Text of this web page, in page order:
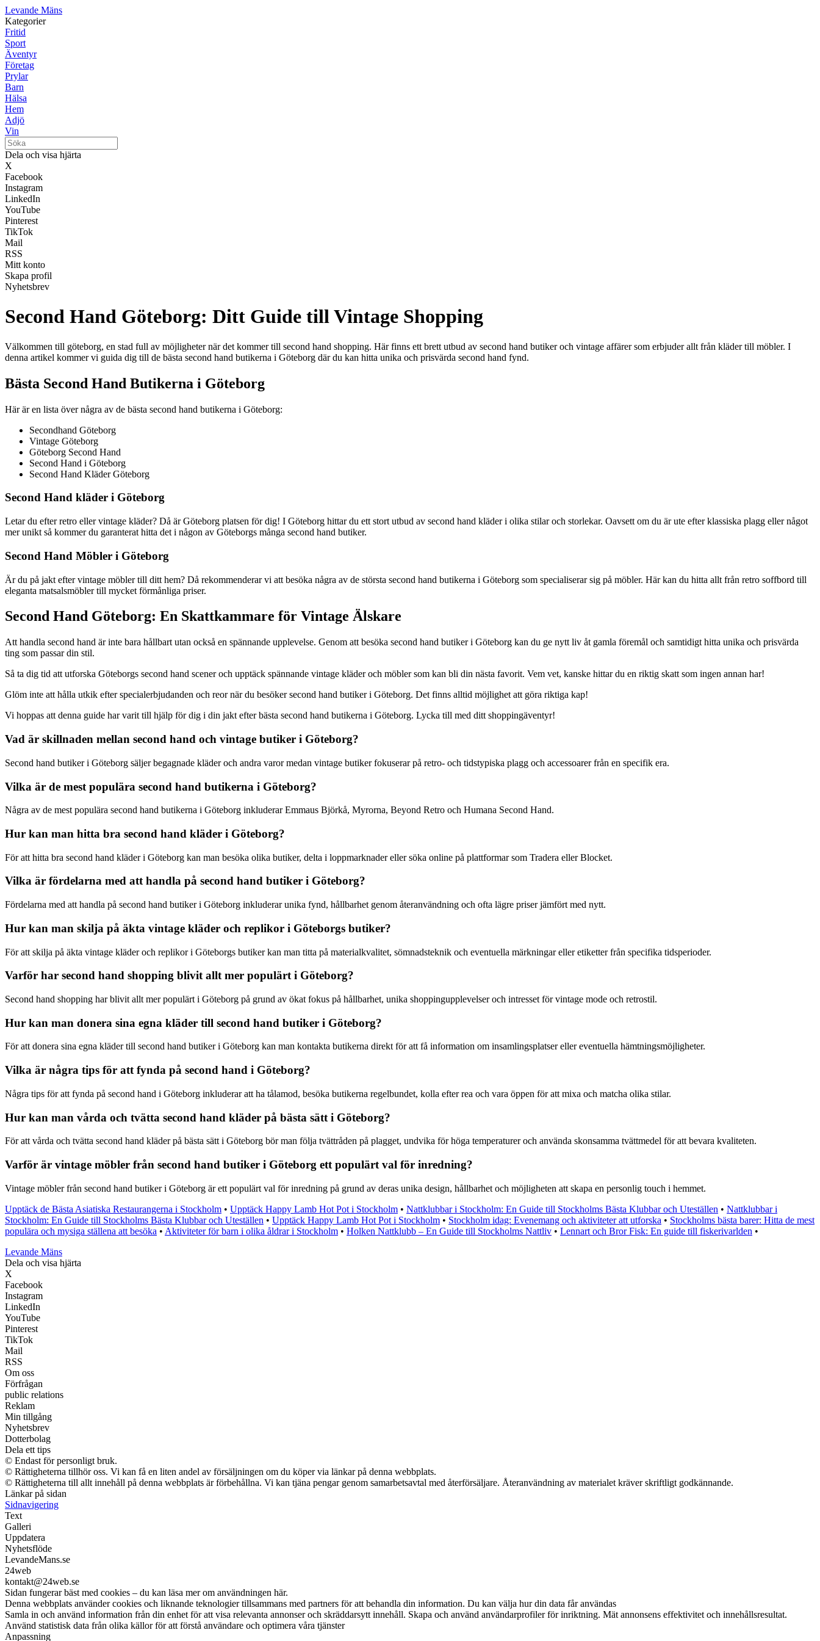
Levande Mäns
Kategorier
Fritid
Sport
Äventyr
Företag
Prylar
Barn
Hälsa
Hem
Adjö
Vin
Dela och visa hjärta
X
Facebook
Instagram
LinkedIn
YouTube
Pinterest
TikTok
Mail
RSS
Mitt konto
Skapa profil
Nyhetsbrev
Second Hand Göteborg: Ditt Guide till Vintage Shopping
Välkommen till göteborg, en stad full av möjligheter när det kommer till second hand shopping. Här finns ett brett utbud av second hand butiker och vintage affärer som erbjuder allt från kläder till möbler. I
denna artikel kommer vi guida dig till de bästa second hand butikerna i Göteborg där du kan hitta unika och prisvärda second hand fynd.
Bästa Second Hand Butikerna i Göteborg
Här är en lista över några av de bästa second hand butikerna i Göteborg:
Secondhand Göteborg
Vintage Göteborg
Göteborg Second Hand
Second Hand i Göteborg
Second Hand Kläder Göteborg
Second Hand kläder i Göteborg
Letar du efter retro eller vintage kläder? Då är Göteborg platsen för dig! I Göteborg hittar du ett stort utbud av second hand kläder i olika stilar och storlekar. Oavsett om du är ute efter klassiska plagg eller något
mer unikt så kommer du garanterat hitta det i någon av Göteborgs många second hand butiker.
Second Hand Möbler i Göteborg
Är du på jakt efter vintage möbler till ditt hem? Då rekommenderar vi att besöka några av de största second hand butikerna i Göteborg som specialiserar sig på möbler. Här kan du hitta allt från retro soffbord till
eleganta matsalsmöbler till mycket förmånliga priser.
Second Hand Göteborg: En Skattkammare för Vintage Älskare
Att handla second hand är inte bara hållbart utan också en spännande upplevelse. Genom att besöka second hand butiker i Göteborg kan du ge nytt liv åt gamla föremål och samtidigt hitta unika och prisvärda
ting som passar din stil.
Så ta dig tid att utforska Göteborgs second hand scener och upptäck spännande vintage kläder och möbler som kan bli din nästa favorit. Vem vet, kanske hittar du en riktig skatt som ingen annan har!
Glöm inte att hålla utkik efter specialerbjudanden och reor när du besöker second hand butiker i Göteborg. Det finns alltid möjlighet att göra riktiga kap!
Vi hoppas att denna guide har varit till hjälp för dig i din jakt efter bästa second hand butikerna i Göteborg. Lycka till med ditt shoppingäventyr!
Vad är skillnaden mellan second hand och vintage butiker i Göteborg?
Second hand butiker i Göteborg säljer begagnade kläder och andra varor medan vintage butiker fokuserar på retro- och tidstypiska plagg och accessoarer från en specifik era.
Vilka är de mest populära second hand butikerna i Göteborg?
Några av de mest populära second hand butikerna i Göteborg inkluderar Emmaus Björkå, Myrorna, Beyond Retro och Humana Second Hand.
Hur kan man hitta bra second hand kläder i Göteborg?
För att hitta bra second hand kläder i Göteborg kan man besöka olika butiker, delta i loppmarknader eller söka online på plattformar som Tradera eller Blocket.
Vilka är fördelarna med att handla på second hand butiker i Göteborg?
Fördelarna med att handla på second hand butiker i Göteborg inkluderar unika fynd, hållbarhet genom återanvändning och ofta lägre priser jämfört med nytt.
Hur kan man skilja på äkta vintage kläder och replikor i Göteborgs butiker?
För att skilja på äkta vintage kläder och replikor i Göteborgs butiker kan man titta på materialkvalitet, sömnadsteknik och eventuella märkningar eller etiketter från specifika tidsperioder.
Varför har second hand shopping blivit allt mer populärt i Göteborg?
Second hand shopping har blivit allt mer populärt i Göteborg på grund av ökat fokus på hållbarhet, unika shoppingupplevelser och intresset för vintage mode och retrostil.
Hur kan man donera sina egna kläder till second hand butiker i Göteborg?
För att donera sina egna kläder till second hand butiker i Göteborg kan man kontakta butikerna direkt för att få information om insamlingsplatser eller eventuella hämtningsmöjligheter.
Vilka är några tips för att fynda på second hand i Göteborg?
Några tips för att fynda på second hand i Göteborg inkluderar att ha tålamod, besöka butikerna regelbundet, kolla efter rea och vara öppen för att mixa och matcha olika stilar.
Hur kan man vårda och tvätta second hand kläder på bästa sätt i Göteborg?
För att vårda och tvätta second hand kläder på bästa sätt i Göteborg bör man följa tvättråden på plagget, undvika för höga temperaturer och använda skonsamma tvättmedel för att bevara kvaliteten.
Varför är vintage möbler från second hand butiker i Göteborg ett populärt val för inredning?
Vintage möbler från second hand butiker i Göteborg är ett populärt val för inredning på grund av deras unika design, hållbarhet och möjligheten att skapa en personlig touch i hemmet.
Upptäck de Bästa Asiatiska Restaurangerna i Stockholm • Upptäck Happy Lamb Hot Pot i Stockholm • Nattklubbar i Stockholm: En Guide till Stockholms Bästa Klubbar och Uteställen • Nattklubbar i
Stockholm: En Guide till Stockholms Bästa Klubbar och Uteställen • Upptäck Happy Lamb Hot Pot i Stockholm • Stockholm idag: Evenemang och aktiviteter att utforska • Stockholms bästa barer: Hitta de mest
populära och mysiga ställena att besöka • Aktiviteter för barn i olika åldrar i Stockholm • Holken Nattklubb – En Guide till Stockholms Nattliv • Lennart och Bror Fisk: En guide till fiskerivarlden •
Levande Mäns
Dela och visa hjärta
X
Facebook
Instagram
LinkedIn
YouTube
Pinterest
TikTok
Mail
RSS
Om oss
Förfrågan
public relations
Reklam
Min tillgång
Nyhetsbrev
Dotterbolag
Dela ett tips
© Endast för personligt bruk.
© Rättigheterna tillhör oss. Vi kan få en liten andel av försäljningen om du köper via länkar på denna webbplats.
© Rättigheterna till allt innehåll på denna webbplats är förbehållna. Vi kan tjäna pengar genom samarbetsavtal med återförsäljare. Återanvändning av materialet kräver skriftligt godkännande.
Länkar på sidan
Sidnavigering
Text
Galleri
Uppdatera
Nyhetsflöde
LevandeMans.se
24web
kontakt@24web.se
Sidan fungerar bäst med cookies – du kan läsa mer om användningen här.
Denna webbplats använder cookies och liknande teknologier tillsammans med partners för att behandla din information. Du kan välja hur din data får användas
Samla in och använd information från din enhet för att visa relevanta annonser och skräddarsytt innehåll. Skapa och använd användarprofiler för inriktning. Mät annonsens effektivitet och innehållsresultat.
Använd statistisk data från olika källor för att förstå användare och optimera våra tjänster
Anpassning